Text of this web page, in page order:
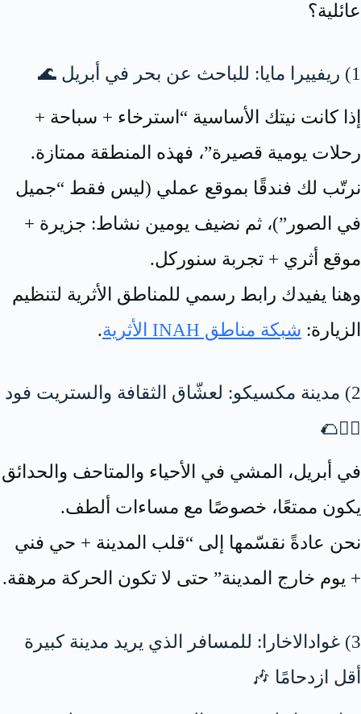
عائلية؟
1) ريفييرا مايا: للباحث عن بحر في أبريل 🌊
إذا كانت نيتك الأساسية “استرخاء + سباحة +
رحلات يومية قصيرة”، فهذه المنطقة ممتازة.
نرتّب لك فندقًا بموقع عملي (ليس فقط “جميل
في الصور”)، ثم نضيف يومين نشاط: جزيرة +
موقع أثري + تجربة سنوركل.
وهنا يفيدك رابط رسمي للمناطق الأثرية لتنظيم
الزيارة: شبكة مناطق INAH الأثرية .
2) مدينة مكسيكو: لعشّاق الثقافة والستريت فود
🚶‍♂️🌮
في أبريل، المشي في الأحياء والمتاحف والحدائق
يكون ممتعًا، خصوصًا مع مساءات ألطف.
نحن عادةً نقسّمها إلى “قلب المدينة + حي فني
+ يوم خارج المدينة” حتى لا تكون الحركة مرهقة.
3) غوادالاخارا: للمسافر الذي يريد مدينة كبيرة
أقل ازدحامًا 🎶